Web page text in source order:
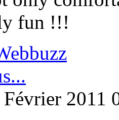
fun !!!
2011